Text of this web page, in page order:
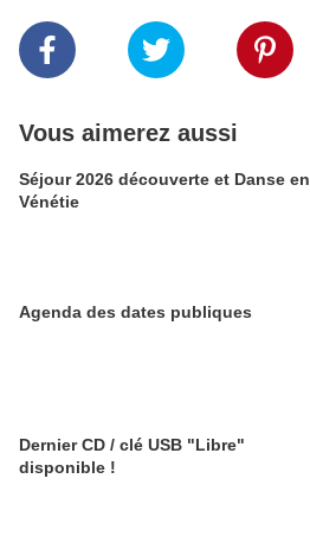
Vous aimerez aussi
Séjour 2026 découverte et Danse en
Vénétie
Agenda des dates publiques
Dernier CD / clé USB "Libre"
disponible !